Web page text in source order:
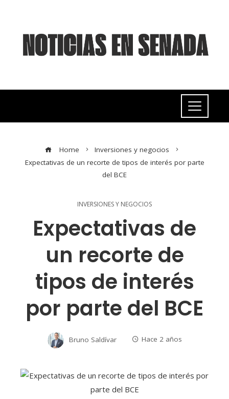
Home
Inversiones y negocios
Expectativas de un recorte de tipos de interés por parte
del BCE
INVERSIONES Y NEGOCIOS
Expectativas de
un recorte de
tipos de interés
por parte del BCE
Bruno Saldívar Hace 2 años